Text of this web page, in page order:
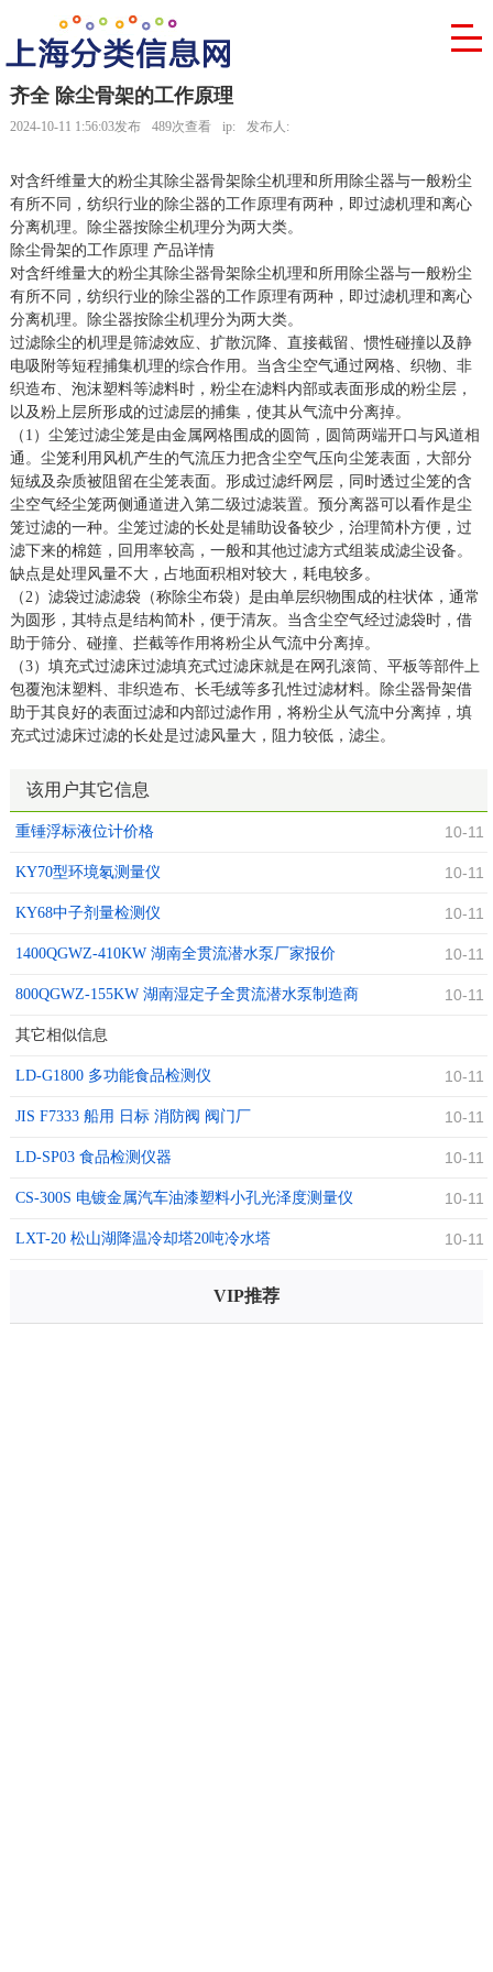
齐全 除尘骨架的工作原理
2024-10-11 1:56:03发布 489次查看 ip: 发布人:
对含纤维量大的粉尘其除尘器骨架除尘机理和所用除尘器与一般粉尘
有所不同，纺织行业的除尘器的工作原理有两种，即过滤机理和离心
分离机理。除尘器按除尘机理分为两大类。
除尘骨架的工作原理 产品详情
对含纤维量大的粉尘其除尘器骨架除尘机理和所用除尘器与一般粉尘
有所不同，纺织行业的除尘器的工作原理有两种，即过滤机理和离心
分离机理。除尘器按除尘机理分为两大类。
过滤除尘的机理是筛滤效应、扩散沉降、直接截留、惯性碰撞以及静
电吸附等短程捕集机理的综合作用。当含尘空气通过网格、织物、非
织造布、泡沫塑料等滤料时，粉尘在滤料内部或表面形成的粉尘层，
以及粉上层所形成的过滤层的捕集，使其从气流中分离掉。
（1）尘笼过滤尘笼是由金属网格围成的圆筒，圆筒两端开口与风道相
通。尘笼利用风机产生的气流压力把含尘空气压向尘笼表面，大部分
短绒及杂质被阻留在尘笼表面。形成过滤纤网层，同时透过尘笼的含
尘空气经尘笼两侧通道进入第二级过滤装置。预分离器可以看作是尘
笼过滤的一种。尘笼过滤的长处是辅助设备较少，治理简朴方便，过
滤下来的棉筵，回用率较高，一般和其他过滤方式组装成滤尘设备。
缺点是处理风量不大，占地面积相对较大，耗电较多。
（2）滤袋过滤滤袋（称除尘布袋）是由单层织物围成的柱状体，通常
为圆形，其特点是结构简朴，便于清灰。当含尘空气经过滤袋时，借
助于筛分、碰撞、拦截等作用将粉尘从气流中分离掉。
（3）填充式过滤床过滤填充式过滤床就是在网孔滚筒、平板等部件上
包覆泡沫塑料、非织造布、长毛绒等多孔性过滤材料。除尘器骨架借
助于其良好的表面过滤和内部过滤作用，将粉尘从气流中分离掉，填
充式过滤床过滤的长处是过滤风量大，阻力较低，滤尘。
该用户其它信息
重锤浮标液位计价格 10-11
KY70型环境氡测量仪 10-11
KY68中子剂量检测仪 10-11
1400QGWZ-410KW 湖南全贯流潜水泵厂家报价 10-11
800QGWZ-155KW 湖南湿定子全贯流潜水泵制造商 10-11
其它相似信息
LD-G1800 多功能食品检测仪 10-11
JIS F7333 船用 日标 消防阀 阀门厂 10-11
LD-SP03 食品检测仪器 10-11
CS-300S 电镀金属汽车油漆塑料小孔光泽度测量仪 10-11
LXT-20 松山湖降温冷却塔20吨冷水塔 10-11
VIP推荐